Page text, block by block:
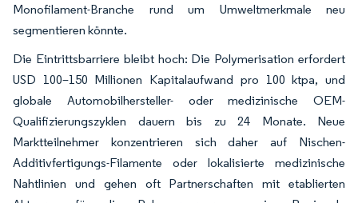
Monofilament-Branche rund um Umweltmerkmale neu
segmentieren könnte.
Die Eintrittsbarriere bleibt hoch: Die Polymerisation erfordert
USD 100–150 Millionen Kapitalaufwand pro 100 ktpa, und
globale Automobilhersteller- oder medizinische OEM-
Qualifizierungszyklen dauern bis zu 24 Monate. Neue
Marktteilnehmer konzentrieren sich daher auf Nischen-
Additivfertigungs-Filamente oder lokalisierte medizinische
Nahtlinien und gehen oft Partnerschaften mit etablierten